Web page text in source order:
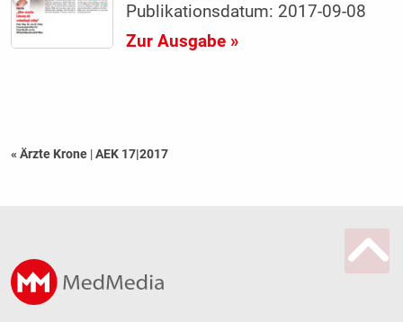
Publikationsdatum: 2017-09-08
Zur Ausgabe »
« Ärzte Krone |AEK 17|2017